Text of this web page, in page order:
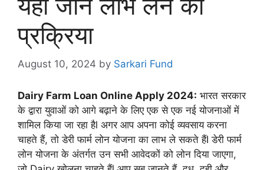
प्रक्रिया
August 10, 2024 by Sarkari Fund
Dairy Farm Loan Online Apply 2024: भारत सरकार
के द्वारा युवाओं को आगे बढ़ाने के लिए एक से एक नई योजनाओं में
शामिल किया जा रहा हैl अगर आप अपना कोई व्यवसाय करना
चाहते हैं, तो डेरी फार्म लोन योजना का लाभ ले सकते हैंI डेरी फार्म
लोन योजना के अंतर्गत उन सभी आवेदकों को लोन दिया जाएगा,